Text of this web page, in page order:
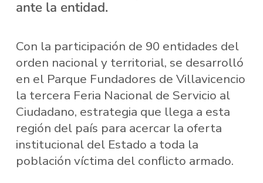
ante la entidad.
Con la participación de 90 entidades del
orden nacional y territorial, se desarrolló
en el Parque Fundadores de Villavicencio
la tercera Feria Nacional de Servicio al
Ciudadano, estrategia que llega a esta
región del país para acercar la oferta
institucional del Estado a toda la
población víctima del conflicto armado.